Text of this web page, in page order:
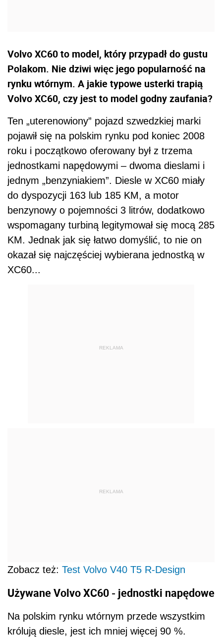
Volvo XC60 to model, który przypadł do gustu
Polakom. Nie dziwi więc jego popularność na
rynku wtórnym. A jakie typowe usterki trapią
Volvo XC60, czy jest to model godny zaufania?
Ten „uterenowiony” pojazd szwedzkiej marki
pojawił się na polskim rynku pod koniec 2008
roku i początkowo oferowany był z trzema
jednostkami napędowymi – dwoma dieslami i
jednym „benzyniakiem”. Diesle w XC60 miały
do dyspozycji 163 lub 185 KM, a motor
benzynowy o pojemności 3 litrów, dodatkowo
wspomagany turbiną legitymował się mocą 285
KM. Jednak jak się łatwo domyślić, to nie on
okazał się najczęściej wybierana jednostką w
XC60...
REKLAMA
REKLAMA
Zobacz też: Test Volvo V40 T5 R-Design
Używane Volvo XC60 - jednostki napędowe
Na polskim rynku wtórnym przede wszystkim
królują diesle, jest ich mniej więcej 90 %.